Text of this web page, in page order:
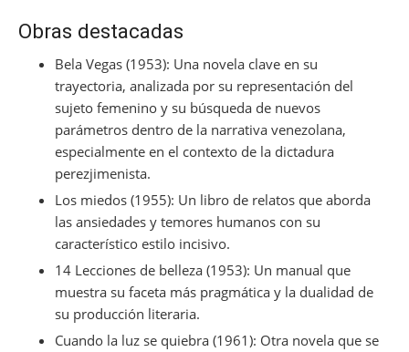
Obras destacadas
Bela Vegas (1953): Una novela clave en su
trayectoria, analizada por su representación del
sujeto femenino y su búsqueda de nuevos
parámetros dentro de la narrativa venezolana,
especialmente en el contexto de la dictadura
perezjimenista.
Los miedos (1955): Un libro de relatos que aborda
las ansiedades y temores humanos con su
característico estilo incisivo.
14 Lecciones de belleza (1953): Un manual que
muestra su faceta más pragmática y la dualidad de
su producción literaria.
Cuando la luz se quiebra (1961): Otra novela que se